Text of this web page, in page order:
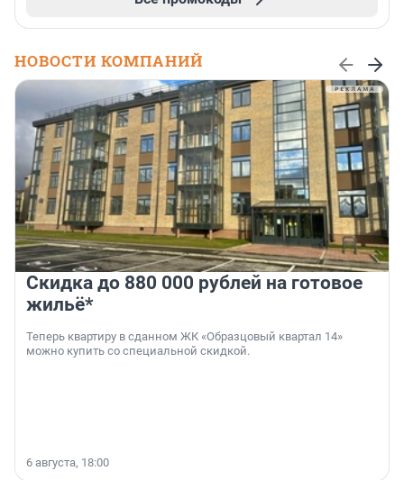
НОВОСТИ КОМПАНИЙ
Скидка до 880 000 рублей на готовое
жильё*
Теперь квартиру в сданном ЖК «Образцовый квартал 14»
можно купить со специальной скидкой.
6 августа, 18:00